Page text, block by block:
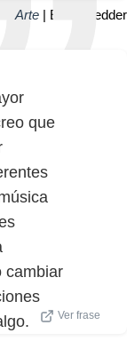
Arte | Eddie Vedder
que
cambiar
Ver frase